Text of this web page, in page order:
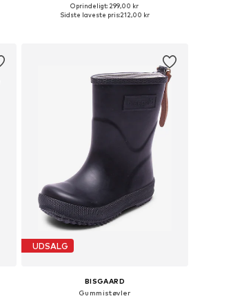
+1
Fås i mange størrelser
Oprindeligt: 299,00 kr
Sidste laveste pris:212,00 kr
UDSALG
BISGAARD
Gummistøvler